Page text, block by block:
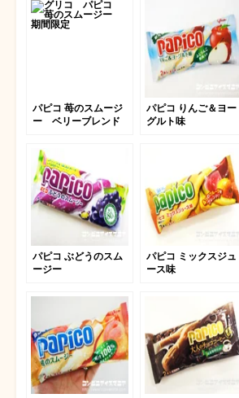
パピコ 苺のスムージ
ー ベリーブレンド
パピコ りんご＆ヨー
グルト味
パピコ ぶどうのスム
ージー
パピコ ミックスジュ
ース味